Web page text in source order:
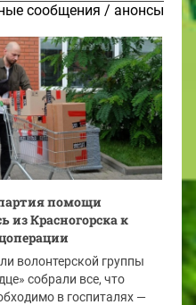
сообщения / анонсы
помощи
из Красногорска к
волонтерской группы
собрали все, что
в госпиталях —